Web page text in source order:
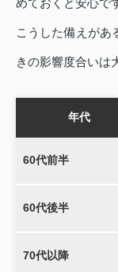
めておくと安心で
こうした備えがあ
きの影響度合いは
年代
60代前半
60代後半
70代以降